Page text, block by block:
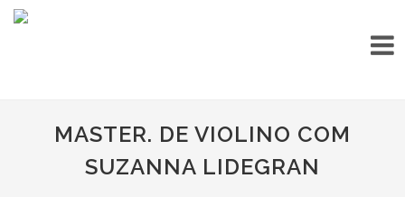
MASTER. DE VIOLINO COM
SUZANNA LIDEGRAN